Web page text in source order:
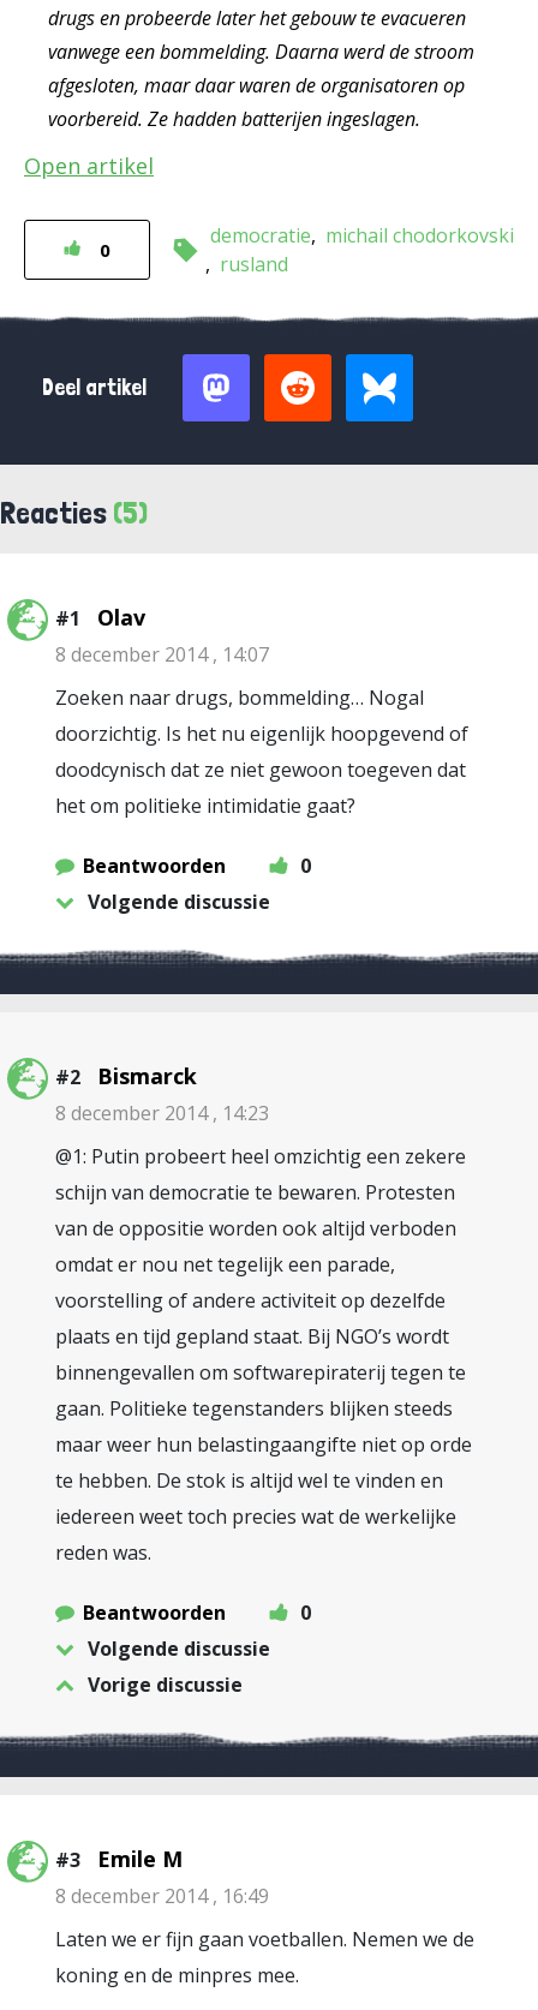
drugs en probeerde later het gebouw te evacueren
vanwege een bommelding. Daarna werd de stroom
afgesloten, maar daar waren de organisatoren op
voorbereid. Ze hadden batterijen ingeslagen.
Open artikel
0
democratie
michail chodorkovski
rusland
Deel artikel
Reacties (5)
#1 Olav
8 december 2014 , 14:07
Zoeken naar drugs, bommelding… Nogal
doorzichtig. Is het nu eigenlijk hoopgevend of
doodcynisch dat ze niet gewoon toegeven dat
het om politieke intimidatie gaat?
Beantwoorden
0
Volgende discussie
#2 Bismarck
8 december 2014 , 14:23
@1: Putin probeert heel omzichtig een zekere
schijn van democratie te bewaren. Protesten
van de oppositie worden ook altijd verboden
omdat er nou net tegelijk een parade,
voorstelling of andere activiteit op dezelfde
plaats en tijd gepland staat. Bij NGO’s wordt
binnengevallen om softwarepiraterij tegen te
gaan. Politieke tegenstanders blijken steeds
maar weer hun belastingaangifte niet op orde
te hebben. De stok is altijd wel te vinden en
iedereen weet toch precies wat de werkelijke
reden was.
Beantwoorden
0
Volgende discussie
Vorige discussie
#3 Emile M
8 december 2014 , 16:49
Laten we er fijn gaan voetballen. Nemen we de
koning en de minpres mee.